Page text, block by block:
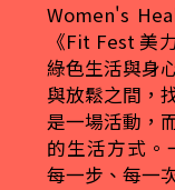
Women's
《Fit Fest 美
綠色生活與身
與放鬆之間，
是一場活動，
的生活方式。
每一步、每一